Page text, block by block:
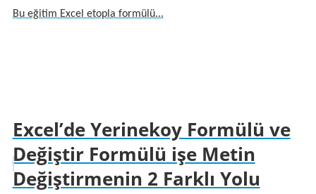
Bu eğitim Excel etopla formülü...
Excel’de Yerinekoy Formülü ve
Değiştir Formülü işe Metin
Değiştirmenin 2 Farklı Yolu